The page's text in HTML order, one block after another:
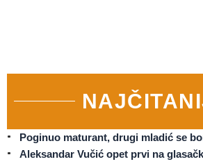
Poginuo maturant, drugi mladić se
Aleksandar Vučić opet prvi na